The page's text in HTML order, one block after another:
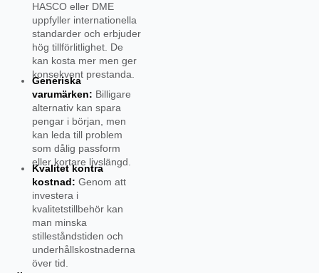
HASCO eller DME
uppfyller internationella
standarder och erbjuder
hög tillförlitlighet. De
kan kosta mer men ger
konsekvent prestanda.
Generiska
varumärken: Billigare
alternativ kan spara
pengar i början, men
kan leda till problem
som dålig passform
eller kortare livslängd.
Kvalitet kontra
kostnad: Genom att
investera i
kvalitetstillbehör kan
man minska
stilleståndstiden och
underhållskostnaderna
över tid.